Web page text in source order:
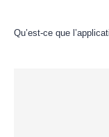
Qu’est-ce que